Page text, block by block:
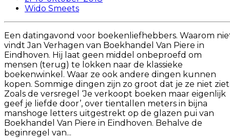
Wido Smeets
Een datingavond voor boekenliefhebbers. Waarom
vindt Jan Verhagen van Boekhandel Van Piere in
Eindhoven. Hij laat geen middel onbeproefd om
mensen (terug) te lokken naar de klassieke
boekenwinkel. Waar ze ook andere dingen kunnen
kopen. Sommige dingen zijn zo groot dat je ze niet
Zoals de versregel ‘Je verkoopt boeken maar eigenlijk
geef je liefde door’, over tientallen meters in bijna
manshoge letters uitgestrekt op de glazen pui van
Boekhandel Van Piere in Eindhoven. Behalve de
beginregel van...